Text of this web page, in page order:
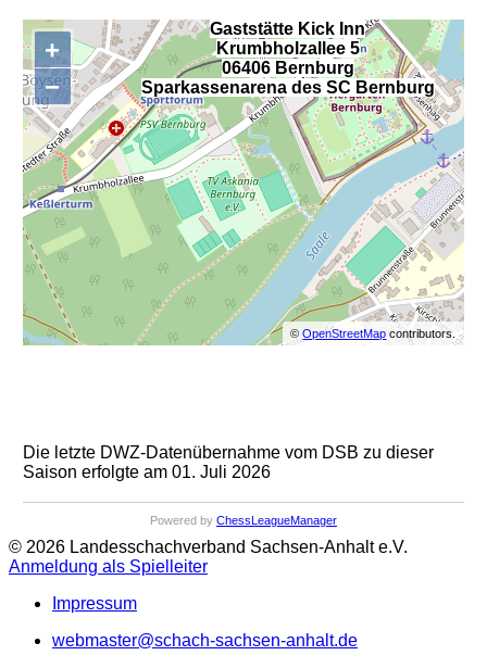
+
−
©OpenStreetMap contributors.
Gaststätte Kick Inn
Krumbholzallee 5
06406 Bernburg
Sparkassenarena des SC Bernburg
,
Die letzte DWZ-Datenübernahme vom DSB zu dieser
Saison erfolgte am 01. Juli 2026
Powered by ChessLeagueManager
© 2026 Landesschachverband Sachsen-Anhalt e.V.
Anmeldung als Spielleiter
Impressum
webmaster@schach-sachsen-anhalt.de